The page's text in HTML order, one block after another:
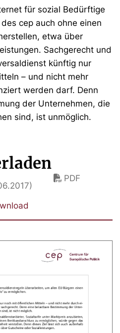
für sozial Bedürftige
cep auch ohne einen
etwa über
Sachgerecht und
künftig nur
– und nicht mehr
werden darf. Denn
der Unternehmen, die
sind, ist unmöglich.
PDF